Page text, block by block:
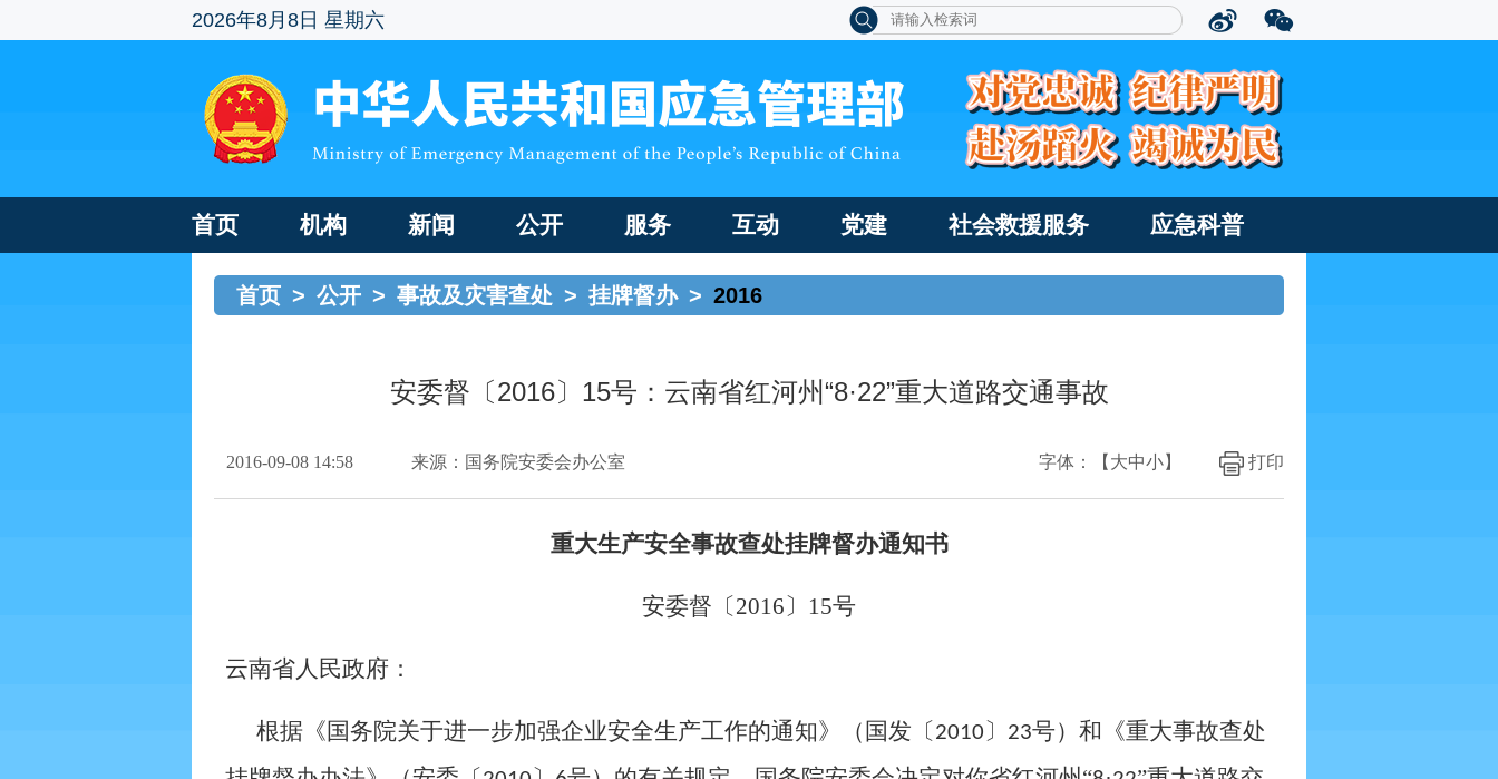
2026年8月8日 星期六
首页 机构 新闻 公开 服务 互动 党建 社会救援服务 应急科普
首页 > 公开 > 事故及灾害查处 > 挂牌督办 > 2016
安委督〔2016〕15号：云南省红河州“8·22”重大道路交通事故
2016-09-08 14:58 来源：国务院安委会办公室 打印
字体：【 大中小】
重大生产安全事故查处挂牌督办通知书
安委督〔2016〕 15号
云南省人民政府：
根据《国务院关于进一步加强企业安全生产工作的通知》（国发〔2010〕 23号）和《重大事故查处